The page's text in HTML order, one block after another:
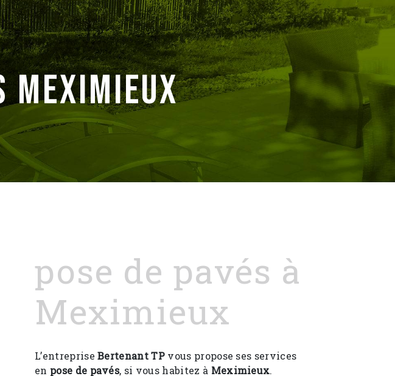
Meximieux
pose de pavés à
Meximieux
L’entrepriseBertenant TP vous propose ses services
en pose de pavés, si vous habitez à Meximieux.